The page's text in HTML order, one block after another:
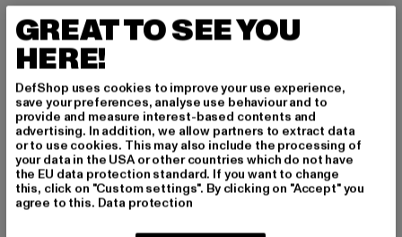
Anlass: Alltag, Bequem, Chillen, Freizeit
Ausschnitt: Rundhals
Ärmelart: Kurzarm
Marke: MJ Gonzales
Kat.: T-Shirts
Farbe: schwarz
Hersteller Farbe: black
Materialzusammensetzung: 100% Baumwolle
Art.Nr: MJG11455-00007
GREAT TO SEE YOU
HERE!
DefShop uses cookies to improve your use experience,
save your preferences, analyse use behaviour and to
provide and measure interest-based contents and
advertising. In addition, we allow partners to extract data
or to use cookies. This may also include the processing of
your data in the USA or other countries which do not have
the EU data protection standard. If you want to change
this, click on "Custom settings". By clicking on "Accept" you
agree to this. Data protection